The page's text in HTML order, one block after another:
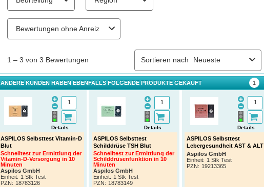
ANDERE KUNDEN HABEN EBENFALLS FOLGENDE PRODUKTE GEKAUFT
ASPILOS Selbsttest Vitamin-D
Blut
Schnelltest zur Ermittlung der
Vitamin-D-Versorgung in 10
Minuten
Aspilos GmbH
Einheit: 1 Stk Test
PZN: 18783126
Details
ASPILOS Selbsttest
Schilddrüse TSH Blut
Schnelltest zur Ermittlung der
Schilddrüsenfunktion in 10
Minuten
Aspilos GmbH
Einheit: 1 Stk Test
PZN: 18783149
Details
ASPILOS Selbsttest
Lebergesundheit AST & ALT
Aspilos GmbH
Einheit: 1 Stk Test
PZN: 19213365
Details